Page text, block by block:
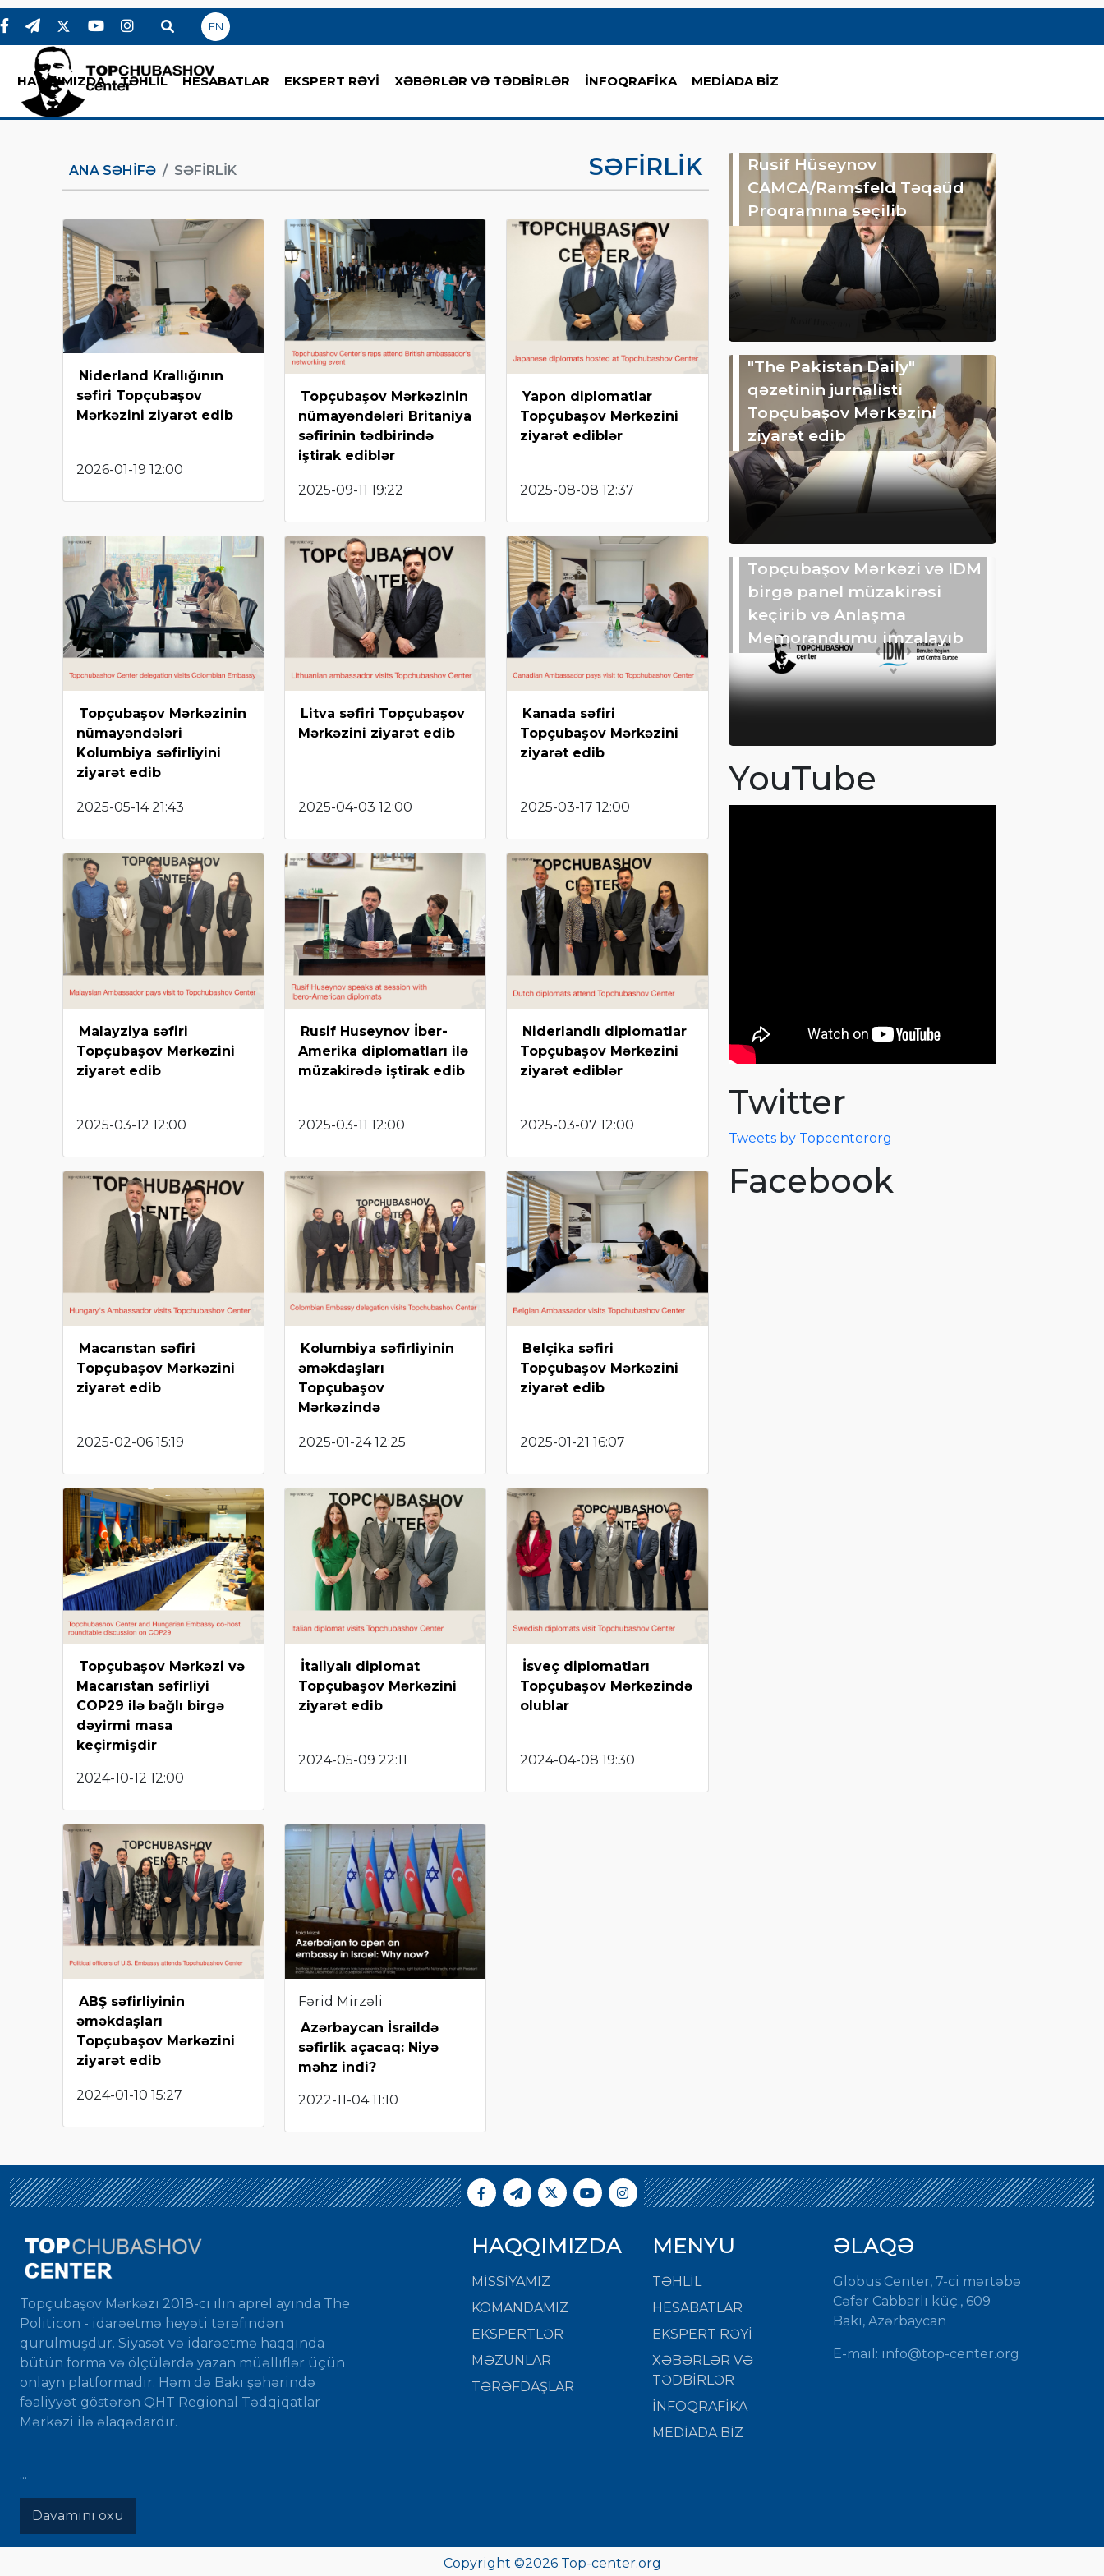
EN
HAQQIMIZDA TƏHLİL HESABATLAR EKSPERT RƏYİ XƏBƏRLƏR VƏ TƏDBİRLƏR İNFOQRAFİKA MEDİADA BİZ
ANA SƏHIFƏ SƏFIRLIK SƏFIRLIK
Niderland Krallığının
səfiri Topçubaşov
Mərkəzini ziyarət edib
2026-01-19 12:00
Topçubaşov Mərkəzinin
nümayəndələri Britaniya
səfirinin tədbirində
iştirak ediblər
2025-09-11 19:22
Yapon diplomatlar
Topçubaşov Mərkəzini
ziyarət ediblər
2025-08-08 12:37
Topçubaşov Mərkəzinin
nümayəndələri
Kolumbiya səfirliyini
ziyarət edib
2025-05-14 21:43
Litva səfiri Topçubaşov
Mərkəzini ziyarət edib
2025-04-03 12:00
Kanada səfiri
Topçubaşov Mərkəzini
ziyarət edib
2025-03-17 12:00
Malayziya səfiri
Topçubaşov Mərkəzini
ziyarət edib
2025-03-12 12:00
Rusif Huseynov İber-
Amerika diplomatları ilə
müzakirədə iştirak edib
2025-03-11 12:00
Niderlandlı diplomatlar
Topçubaşov Mərkəzini
ziyarət ediblər
2025-03-07 12:00
Macarıstan səfiri
Topçubaşov Mərkəzini
ziyarət edib
2025-02-06 15:19
Kolumbiya səfirliyinin
əməkdaşları
Topçubaşov
Mərkəzində
2025-01-24 12:25
Belçika səfiri
Topçubaşov Mərkəzini
ziyarət edib
2025-01-21 16:07
Topçubaşov Mərkəzi və
Macarıstan səfirliyi
COP29 ilə bağlı birgə
dəyirmi masa
keçirmişdir
2024-10-12 12:00
İtaliyalı diplomat
Topçubaşov Mərkəzini
ziyarət edib
2024-05-09 22:11
İsveç diplomatları
Topçubaşov Mərkəzində
olublar
2024-04-08 19:30
ABŞ səfirliyinin
əməkdaşları
Topçubaşov Mərkəzini
ziyarət edib
2024-01-10 15:27
Fərid Mirzəli
Azərbaycan İsraildə
səfirlik açacaq: Niyə
məhz indi?
2022-11-04 11:10
Rusif Hüseynov
CAMCA/Ramsfeld Təqaüd
Proqramına seçilib
"The Pakistan Daily"
qəzetinin jurnalisti
Topçubaşov Mərkəzini
ziyarət edib
Topçubaşov Mərkəzi və IDM
birgə panel müzakirəsi
keçirib və Anlaşma
Memorandumu imzalayıb
YouTube
Twitter
Tweets by Topcenterorg
Facebook
Topçubaşov Mərkəzi 2018-ci ilin aprel ayında The
Politicon - idarəetmə heyəti tərəfindən
qurulmuşdur. Siyasət və idarəetmə haqqında
bütün forma və ölçülərdə yazan müəlliflər üçün
onlayn platformadır. Həm də Bakı şəhərində
fəaliyyət göstərən QHT Regional Tədqiqatlar
Mərkəzi ilə əlaqədardır.
...
Davamını oxu
HAQQIMIZDA
MISSIYAMIZ
KOMANDAMIZ
EKSPERTLƏR
MƏZUNLAR
TƏRƏFDAŞLAR
MENYU
TƏHLİL
HESABATLAR
EKSPERT RƏYİ
XƏBƏRLƏR VƏ
TƏDBİRLƏR
İNFOQRAFİKA
MEDİADA BİZ
ƏLAQƏ
Globus Center, 7-ci mərtəbə
Cəfər Cabbarlı küç., 609
Bakı, Azərbaycan
E-mail: info@top-center.org
Copyright ©2026 Top-center.org